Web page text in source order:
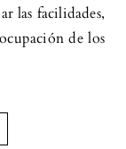
las facilidades,
de los